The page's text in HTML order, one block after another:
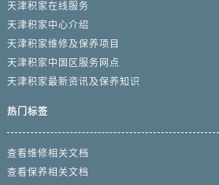
天津积家在线服务
天津积家中心介绍
天津积家维修及保养项目
天津积家中国区服务网点
天津积家最新资讯及保养知识
热门标签
查看维修相关文档
查看保养相关文档